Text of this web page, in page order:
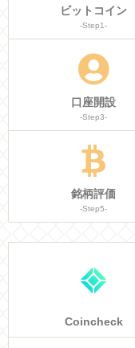
ビットコイン
-Step1-
口座開設
-Step3-
銘柄評価
-Step5-
Coincheck